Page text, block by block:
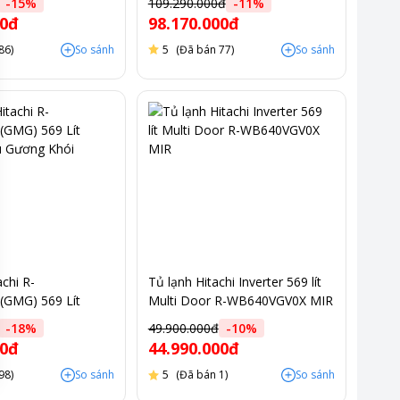
So sánh
98.170.000đ
5 (Đã bán 77) So sánh
R-
569 Lít
Gương Khói
-18%
So sánh
Tủ lạnh Hitachi Inverter 569 lít
Multi Door R-WB640VGV0X MIR
49.900.000đ -10%
44.990.000đ
5 (Đã bán 1) So sánh